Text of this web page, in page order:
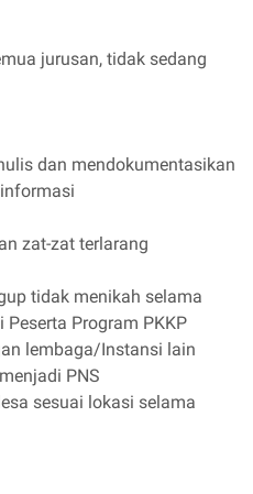
jurusan, tidak sedang
dan mendokumentasikan
zat-zat terlarang
tidak menikah selama
Program PKKP
lembaga/Instansi lain
PNS
sesuai lokasi selama